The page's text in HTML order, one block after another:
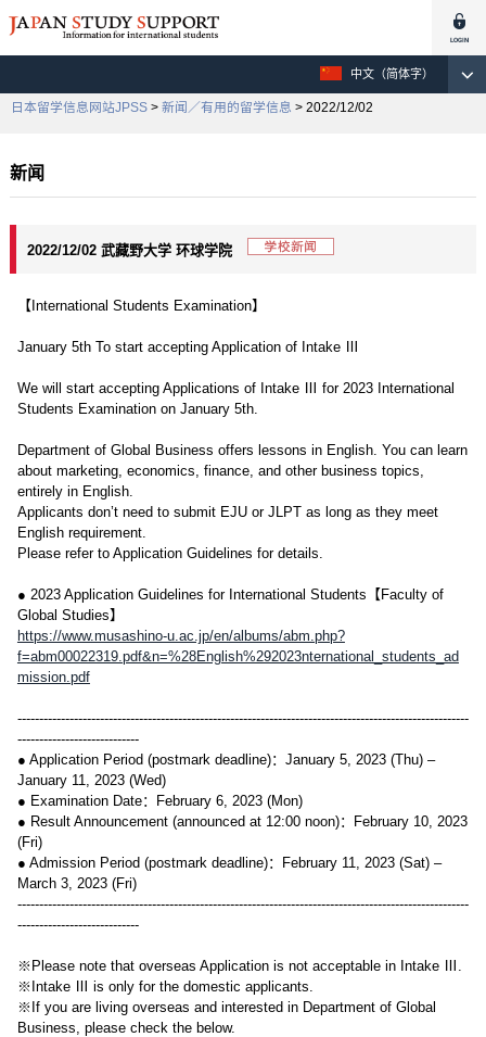
中文（简体字）
日本留学信息网站JPSS > 新闻／有用的留学信息 > 2022/12/02
新闻
2022/12/02 武藏野大学 环球学院
【International Students Examination】
January 5th To start accepting Application of Intake Ⅲ
We will start accepting Applications of Intake Ⅲ for 2023 International
Students Examination on January 5th.
Department of Global Business offers lessons in English. You can learn
about marketing, economics, finance, and other business topics,
entirely in English.
Applicants don’t need to submit EJU or JLPT as long as they meet
English requirement.
Please refer to Application Guidelines for details.
● 2023 Application Guidelines for International Students【Faculty of
Global Studies】
https://www.musashino-u.ac.jp/en/albums/abm.php?
f=abm00022319.pdf&n=%28English%292023nternational_students_ad
mission.pdf
--------------------------------------------------------------------------------------------------------
----------------------------
● Application Period (postmark deadline)：January 5, 2023 (Thu) –
January 11, 2023 (Wed)
● Examination Date：February 6, 2023 (Mon)
● Result Announcement (announced at 12:00 noon)：February 10, 2023
(Fri)
● Admission Period (postmark deadline)：February 11, 2023 (Sat) –
March 3, 2023 (Fri)
--------------------------------------------------------------------------------------------------------
----------------------------
※Please note that overseas Application is not acceptable in Intake Ⅲ.
※Intake Ⅲ is only for the domestic applicants.
※If you are living overseas and interested in Department of Global
Business, please check the below.